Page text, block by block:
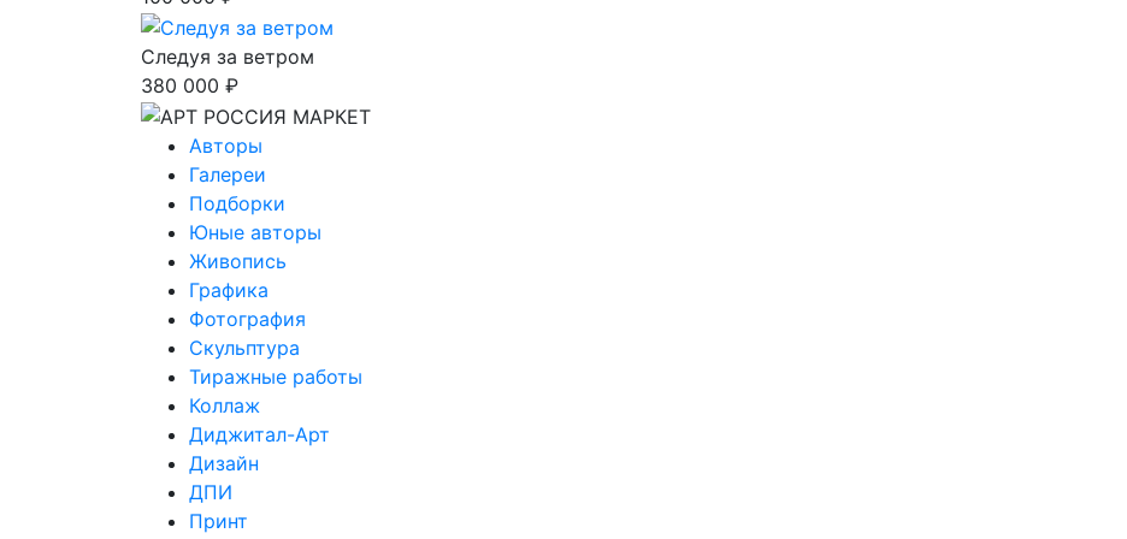
Следуя за ветром
380 000 ₽
Авторы
Галереи
Подборки
Юные авторы
Живопись
Графика
Фотография
Скульптура
Тиражные работы
Коллаж
Диджитал-Арт
Дизайн
ДПИ
Принт